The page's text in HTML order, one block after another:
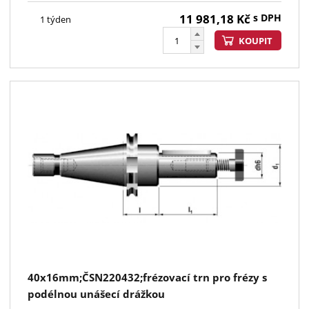
1 týden 11 981,18 Kč s DPH
KOUPIT
40x16mm;ČSN220432;frézovací trn pro frézy s
podélnou unášecí drážkou